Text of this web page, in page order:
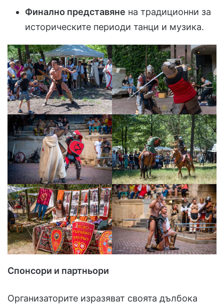
Финално представяне на традиционни за
историческите периоди танци и музика.
Спонсори и партньори
Организаторите изразяват своята дълбока